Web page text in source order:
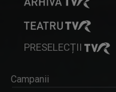
PRESELECȚII
Campanii